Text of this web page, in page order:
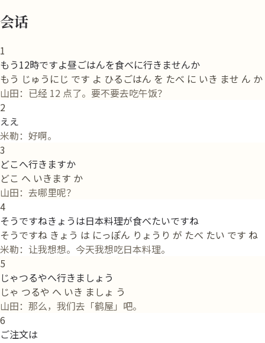
会话
1
もう12時ですよ昼ごはんを食べに行きませんか
もう じゅうにじ です よ ひるごはん を たべ に いき ませ ん か
山田：已经 12 点了。要不要去吃午饭？
2
ええ
米勒：好啊。
3
どこへ行きますか
どこ へ いきます か
山田：去哪里呢？
4
そうですねきょうは日本料理が食べたいですね
そうですね きょう は にっぽん りょうり が たべ たい です ね
米勒：让我想想。今天我想吃日本料理。
5
じゃつるやへ行きましょう
じゃ つるや へ いき ましょ う
山田：那么，我们去「鹤屋」吧。
6
ご注文は